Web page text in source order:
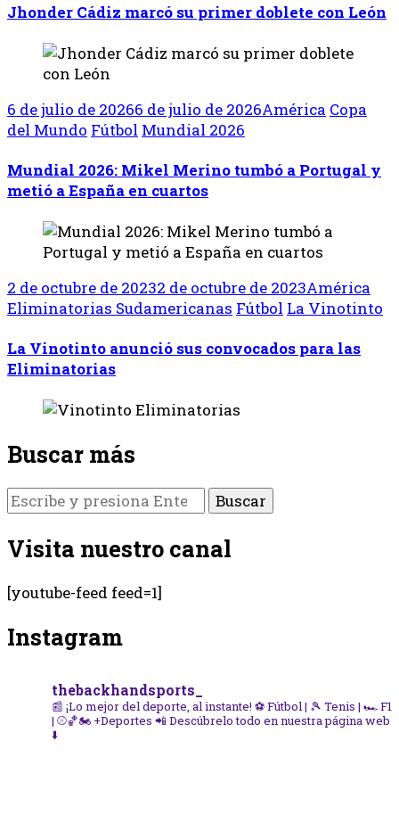
Jhonder Cádiz marcó su primer doblete con León
6 de julio de 20266 de julio de 2026América Copa
del Mundo Fútbol Mundial 2026
Mundial 2026: Mikel Merino tumbó a Portugal y
metió a España en cuartos
2 de octubre de 20232 de octubre de 2023América
Eliminatorias Sudamericanas Fútbol La Vinotinto
La Vinotinto anunció sus convocados para las
Eliminatorias
Buscar más
¿Buscas
algo?
Visita nuestro canal
[youtube-feed feed=1]
Instagram
thebackhandsports_
📰 ¡Lo mejor del deporte, al instante! ⚽ Fútbol | 🎾 Tenis | 🏎️ F1
| ⚾🏀🏍️ +Deportes 📲 Descúbrelo todo en nuestra página web
⬇️